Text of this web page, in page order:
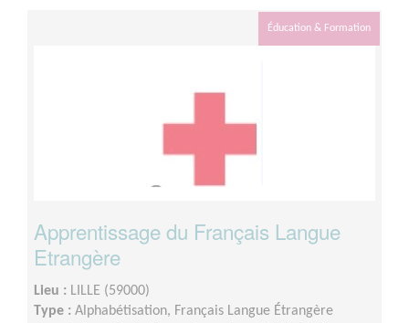
Éducation & Formation
Apprentissage du Français Langue
Etrangère
Lieu : LILLE (59000)
Type : Alphabétisation, Français Langue Étrangère